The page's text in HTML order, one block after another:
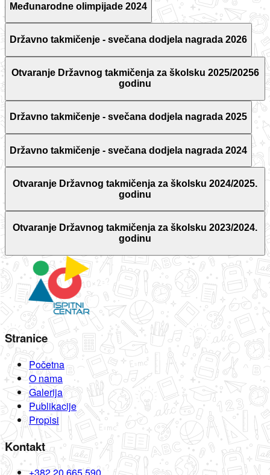
Međunarodne olimpijade 2024
Državno takmičenje - svečana dodjela nagrada 2026
Otvaranje Državnog takmičenja za školsku 2025/20256
godinu
Državno takmičenje - svečana dodjela nagrada 2025
Državno takmičenje - svečana dodjela nagrada 2024
Otvaranje Državnog takmičenja za školsku 2024/2025.
godinu
Otvaranje Državnog takmičenja za školsku 2023/2024.
godinu
Stranice
Početna
O nama
Galerija
Publikacije
Propisi
Kontakt